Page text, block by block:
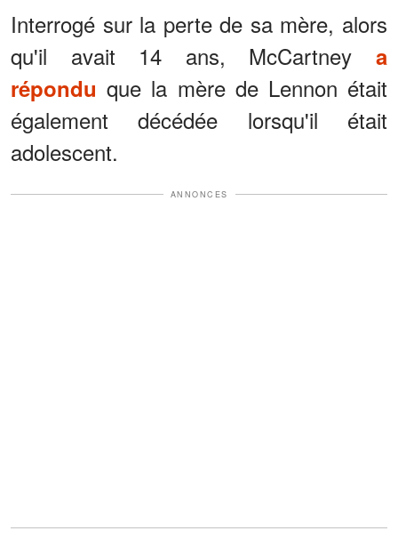
Interrogé sur la perte de sa mère, alors
qu'il avait 14 ans, McCartney a
répondu que la mère de Lennon était
également décédée lorsqu'il était
adolescent.
ANNONCES